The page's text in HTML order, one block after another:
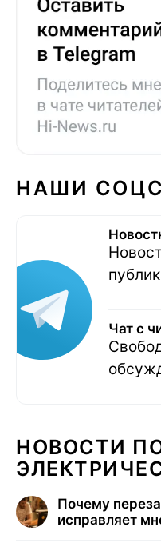
НАШИ
Чат с
НОВОСТИ
Почему
исправляет